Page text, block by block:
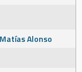
Alonso